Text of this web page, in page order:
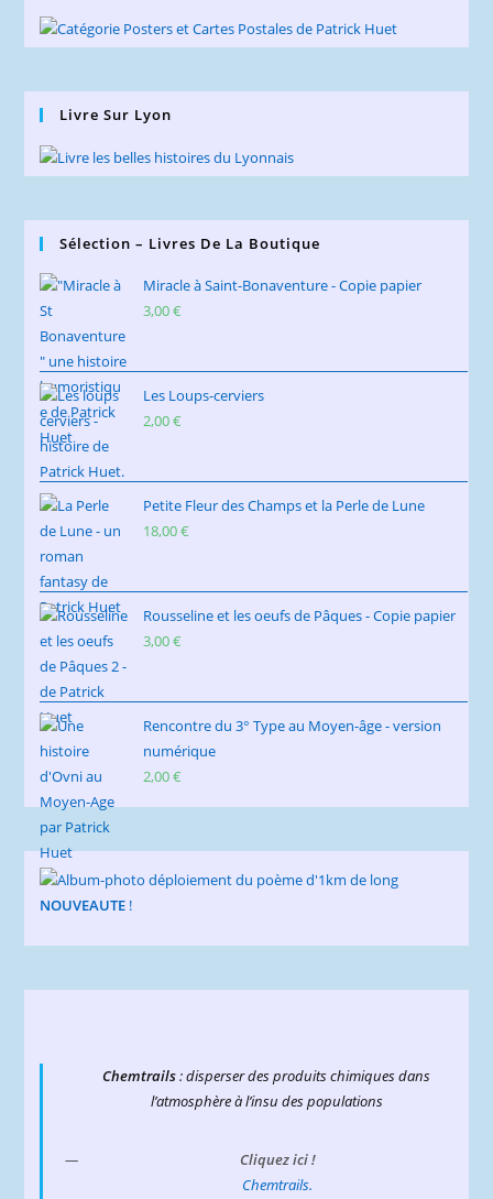
Livre Sur Lyon
Sélection – Livres De La Boutique
Miracle à Saint-Bonaventure - Copie papier
3,00€
Les Loups-cerviers
2,00€
Petite Fleur des Champs et la Perle de Lune
18,00€
Rousseline et les oeufs de Pâques - Copie papier
3,00€
Rencontre du 3° Type au Moyen-âge - version
numérique
2,00€
NOUVEAUTE !
Chemtrails: disperser des produits chimiques dans
l’atmosphère à l’insu des populations
Cliquez ici !
Chemtrails.